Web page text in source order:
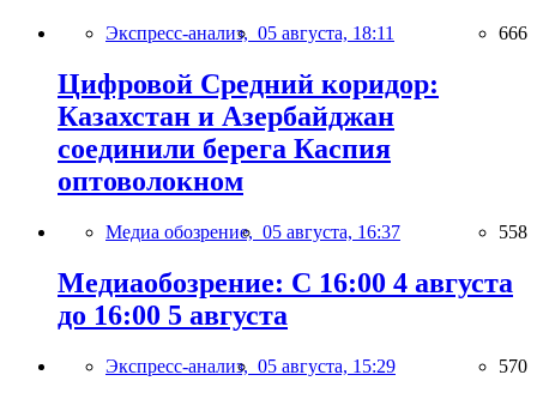
Экспресс-анализ, 05 августа, 18:11 666
Цифровой Средний коридор:
Казахстан и Азербайджан
соединили берега Каспия
оптоволокном
Медиа обозрение, 05 августа, 16:37 558
Медиаобозрение: С 16:00 4 августа
до 16:00 5 августа
Экспресс-анализ, 05 августа, 15:29 570